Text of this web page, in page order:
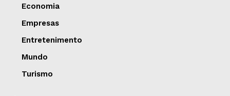
Economia
Empresas
Entretenimento
Mundo
Turismo